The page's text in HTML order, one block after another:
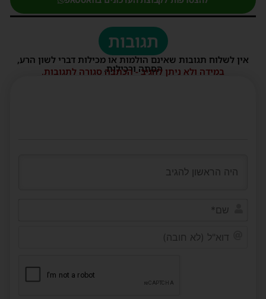
תגובות
אין לשלוח תגובות שאינם הולמות או מכילות דברי לשון הרע,
הסתה ורכילות.
במידה ולא ניתן להגיב - הכתבה סגורה לתגובות.